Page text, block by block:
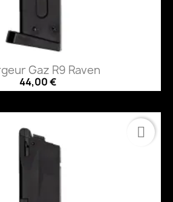
Gaz R9 Raven
44,00 €